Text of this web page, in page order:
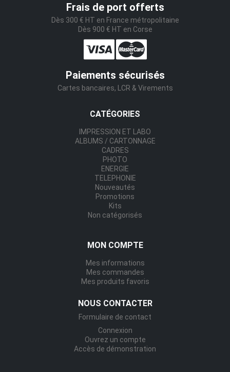
Frais de port offerts
Dès 300 € HT en France métropolitaine
Dès 900 € HT en Corse
Paiements sécurisés
Cartes bancaires, LCR & Virements
CATÉGORIES
IMPRESSION ET LABO
ALBUMS / CARTONNAGE
CADRES
PHOTO
ENERGIE
TELEPHONIE
Nouveautés
Promotions
Kits
Non catégorisés
MON COMPTE
Mes informations
Mes commandes
Mes produits favoris
NOUS CONTACTER
Formulaire de contact
Connexion
Ouvrez un compte
Accès de démonstration